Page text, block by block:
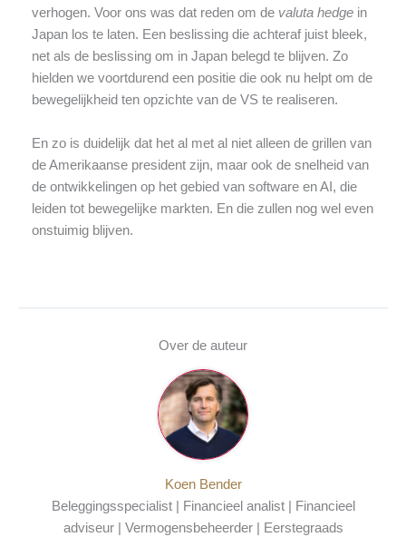
verhogen. Voor ons was dat reden om de valuta hedgein
Japan los te laten. Een beslissing die achteraf juist bleek,
net als de beslissing om in Japan belegd te blijven. Zo
hielden we voortdurend een positie die ook nu helpt om de
bewegelijkheid ten opzichte van de VS te realiseren.
En zo is duidelijk dat het al met al niet alleen de grillen van
de Amerikaanse president zijn, maar ook de snelheid van
de ontwikkelingen op het gebied van software en AI, die
leiden tot bewegelijke markten. En die zullen nog wel even
onstuimig blijven.
Over de auteur
Koen Bender
Beleggingsspecialist | Financieel analist | Financieel
adviseur | Vermogensbeheerder | Eerstegraads